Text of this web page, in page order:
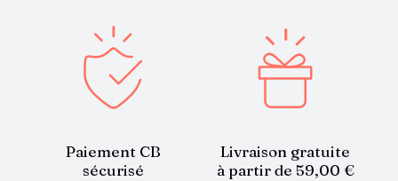
Paiement CB
sécurisé
Livraison gratuite
à partir de 59,00 €